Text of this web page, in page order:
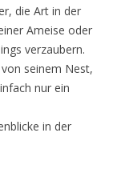
die Art in der
Ameise oder
verzaubern.
seinem Nest,
nur ein
in der